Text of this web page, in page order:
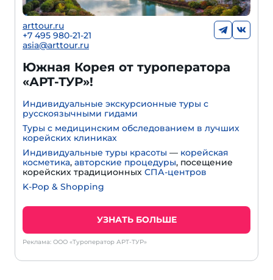
arttour.ru
+7 495 980-21-21
asia@arttour.ru
Южная Корея от туроператора
«АРТ-ТУР»!
Индивидуальные экскурсионные туры с
русскоязычными гидами
Туры с медицинским обследованием в лучших
корейских клиниках
Индивидуальные туры красоты — корейская
косметика, авторские процедуры, посещение
корейских традиционных СПА-центров
K-Pop & Shopping
УЗНАТЬ БОЛЬШЕ
Реклама: ООО «Туроператор АРТ-ТУР»